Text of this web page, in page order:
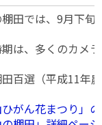
田では、9月下旬
は、多くのカメ
百選（平成11年
ひがん花まつり」